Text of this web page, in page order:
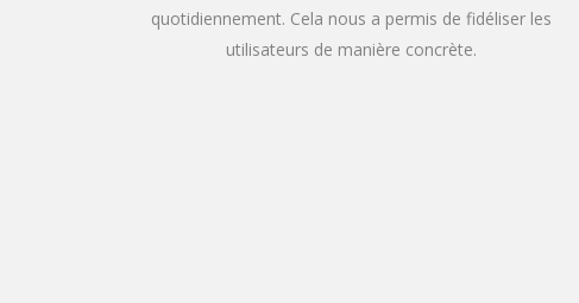
quotidiennement. Cela nous a permis de fidéliser les
utilisateurs de manière concrète.